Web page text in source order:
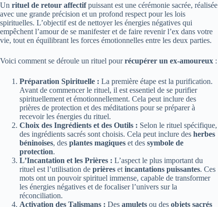
Un rituel de retour affectifpuissant est une cérémonie sacrée, réalisée
avec une grande précision et un profond respect pour les lois
spirituelles. L’objectif est de nettoyer les énergies négatives qui
empêchent l’amour de se manifester et de faire revenir l’ex dans votre
vie, tout en équilibrant les forces émotionnelles entre les deux parties.
Voici comment se déroule un rituel pourrécupérer un ex-amoureux :
Préparation Spirituelle : La première étape est la purification.
Avant de commencer le rituel, il est essentiel de se purifier
spirituellement et émotionnellement. Cela peut inclure des
prières de protection et des méditations pour se préparer à
recevoir les énergies du rituel.
Choix des Ingrédients et des Outils : Selon le rituel spécifique,
des ingrédients sacrés sont choisis. Cela peut inclure des herbes
béninoises, des plantes magiques et des symbole de
protection.
L’Incantation et les Prières : L’aspect le plus important du
rituel est l’utilisation de prières et incantations puissantes. Ces
mots ont un pouvoir spirituel immense, capable de transformer
les énergies négatives et de focaliser l’univers sur la
réconciliation.
Activation des Talismans : Des amulets ou des objets sacrés